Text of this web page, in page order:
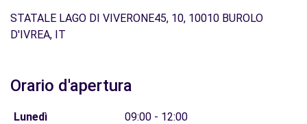
STATALE LAGO DI VIVERONE45, 10, 10010 BUROLO
D'IVREA, IT
Orario d'apertura
Lunedì
09:00 - 12:00